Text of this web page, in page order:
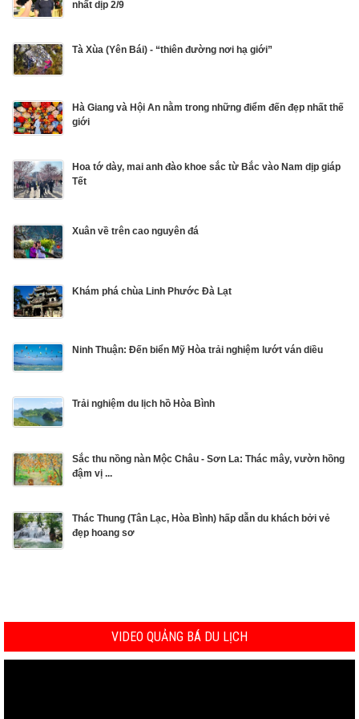
nhất dịp 2/9
Tà Xùa (Yên Bái) - “thiên đường nơi hạ giới”
Hà Giang và Hội An nằm trong những điểm đến đẹp nhất thế
giới
Hoa tớ dày, mai anh đào khoe sắc từ Bắc vào Nam dịp giáp
Tết
Xuân về trên cao nguyên đá
Khám phá chùa Linh Phước Đà Lạt
Ninh Thuận: Đến biển Mỹ Hòa trải nghiệm lướt ván diều
Trải nghiệm du lịch hồ Hòa Bình
Sắc thu nồng nàn Mộc Châu - Sơn La: Thác mây, vườn hồng
đậm vị ...
Thác Thung (Tân Lạc, Hòa Bình) hấp dẫn du khách bởi vẻ
đẹp hoang sơ
VIDEO QUẢNG BÁ DU LỊCH